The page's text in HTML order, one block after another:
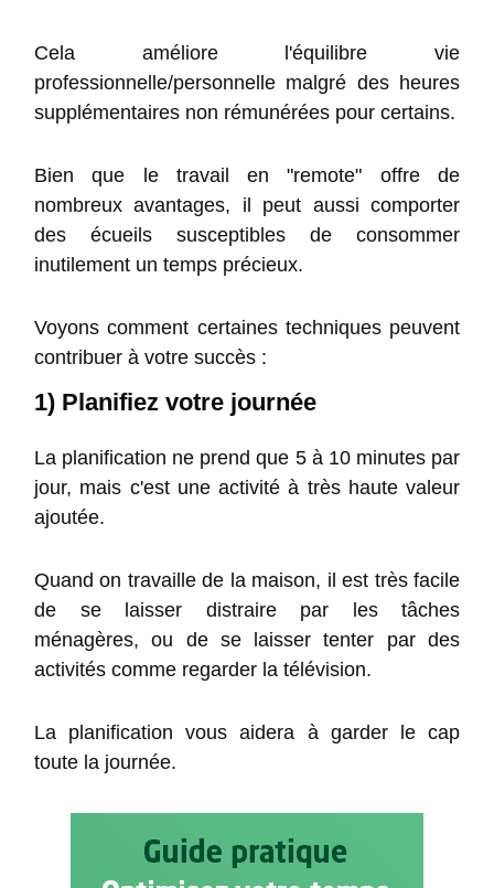
Cela améliore l'équilibre vie
professionnelle/personnelle malgré des heures
supplémentaires non rémunérées pour certains.
Bien que le travail en "remote" offre de
nombreux avantages, il peut aussi comporter
des écueils susceptibles de consommer
inutilement un temps précieux.
Voyons comment certaines techniques peuvent
contribuer à votre succès :
1) Planifiez votre journée
La planification ne prend que 5 à 10 minutes par
jour, mais c'est une activité à très haute valeur
ajoutée.
Quand on travaille de la maison, il est très facile
de se laisser distraire par les tâches
ménagères, ou de se laisser tenter par des
activités comme regarder la télévision.
La planification vous aidera à garder le cap
toute la journée.